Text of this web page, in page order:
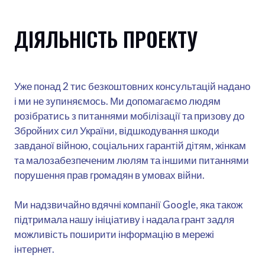
ДІЯЛЬНІСТЬ ПРОЕКТУ
Уже понад 2 тис безкоштовних консультацій надано
і ми не зупиняємось. Ми допомагаємо людям
розібратись з питаннями мобілізації та призову до
Збройних сил України, відшкодування шкоди
завданої війною, соціальних гарантій дітям, жінкам
та малозабезпеченим люлям та іншими питаннями
порушення прав громадян в умовах війни.
Ми надзвичайно вдячні компанії Google, яка також
підтримала нашу ініціативу і надала грант задля
можливість поширити інформацію в мережі
інтернет.